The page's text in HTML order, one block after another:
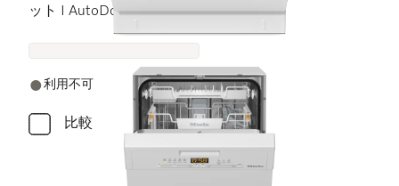
ット I AutoDos I インテンシブ 75 °C
利用不可
比較